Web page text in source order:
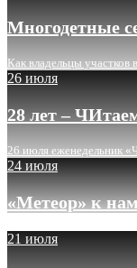
Многодетные
Как владельцы
26 июля
28 лет –
26 июля еженедельник
24 июля
«Метеор» к
21 июля